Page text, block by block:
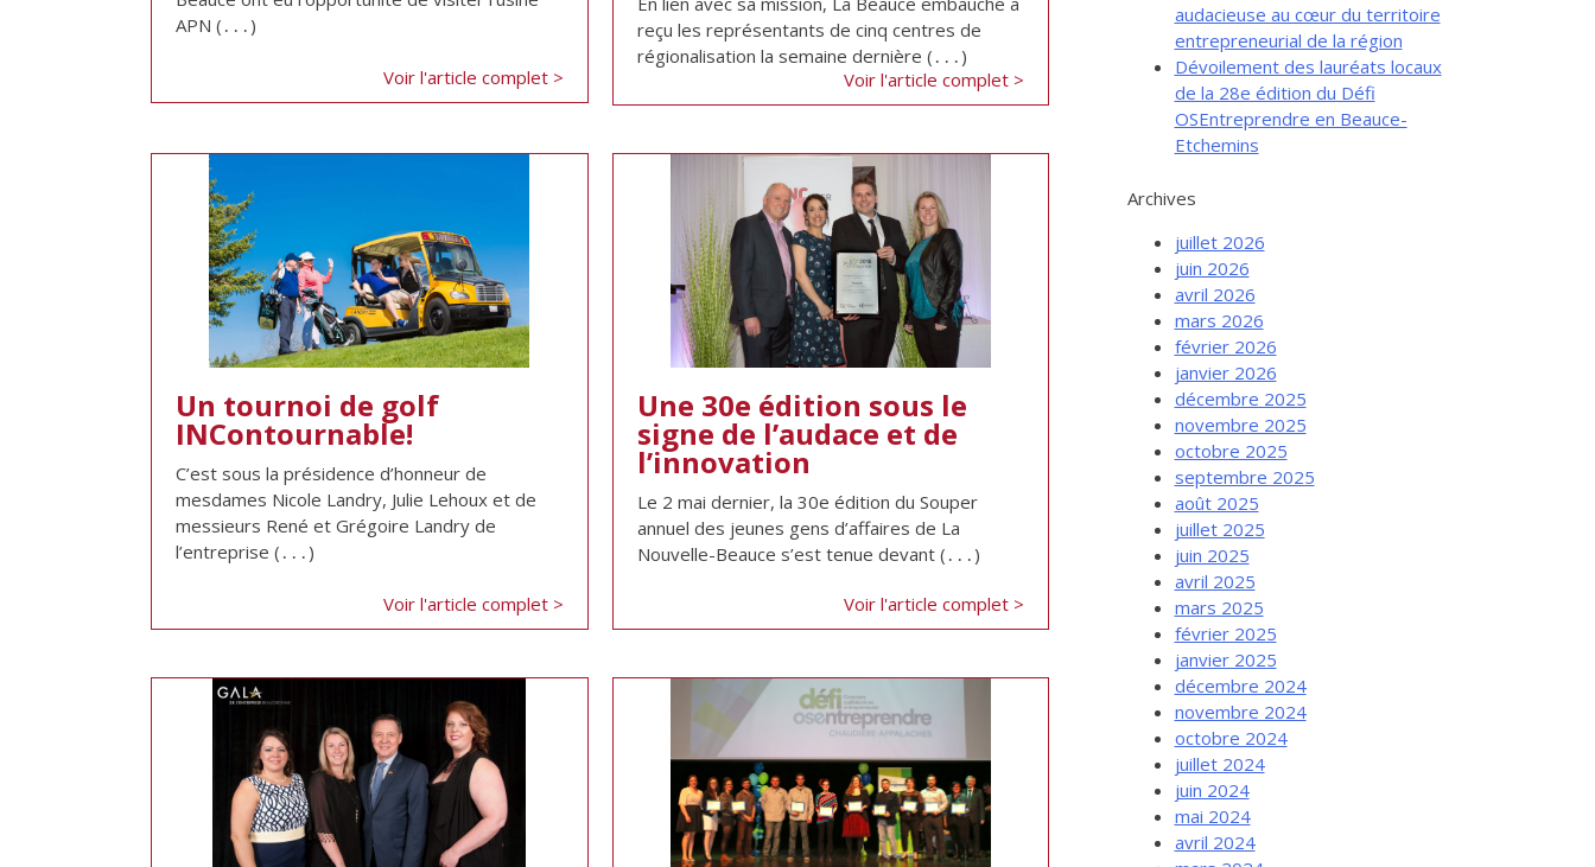
APN (․․․)
Voir l'article complet >
reçu les représentants de cinq centres de
régionalisation la semaine dernière (․․․)
Voir l'article complet >
Un tournoi de golf
INContournable!
C’est sous la présidence d’honneur de
mesdames Nicole Landry, Julie Lehoux et de
messieurs René et Grégoire Landry de
l’entreprise (․․․)
Voir l'article complet >
Une 30e édition sous le
signe de l’audace et de
l’innovation
Le 2 mai dernier, la 30e édition du Souper
annuel des jeunes gens d’affaires de La
Nouvelle-Beauce s’est tenue devant (․․․)
Voir l'article complet >
audacieuse au cœur du territoire
entrepreneurial de la région
Dévoilement des lauréats locaux
de la 28e édition du Défi
OSEntreprendre en Beauce-
Etchemins
Archives
juillet 2026
juin 2026
avril 2026
mars 2026
février 2026
janvier 2026
décembre 2025
novembre 2025
octobre 2025
septembre 2025
août 2025
juillet 2025
juin 2025
avril 2025
mars 2025
février 2025
janvier 2025
décembre 2024
novembre 2024
octobre 2024
juillet 2024
juin 2024
mai 2024
avril 2024